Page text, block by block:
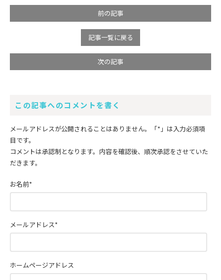
前の記事
記事一覧に戻る
次の記事
この記事へのコメントを書く
メールアドレスが公開されることはありません。 「*」 は入力必須項
目です。
コメントは承認制となります。内容を確認後、順次承認をさせていた
だきます。
お名前*
メールアドレス*
ホームページアドレス